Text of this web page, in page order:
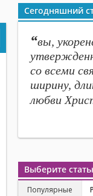
Сегодняшний
“вы,
со всеми
ширину,
любви
Выберите
Популярные